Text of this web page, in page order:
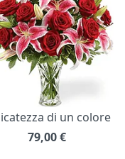
di un colore
79,00€